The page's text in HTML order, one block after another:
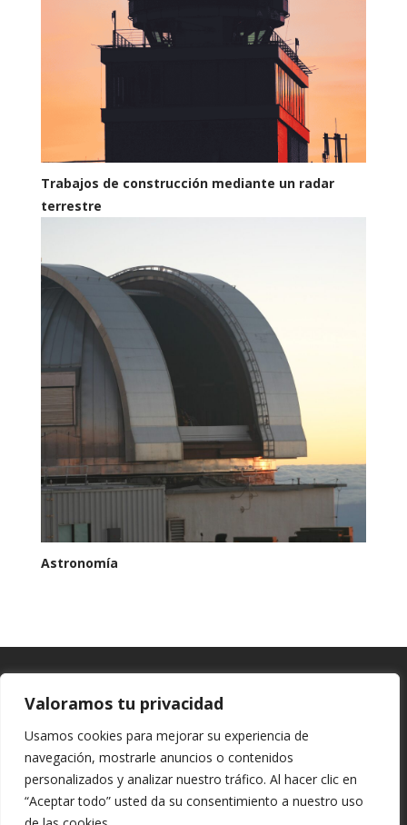
Valoramos tu privacidad
Usamos cookies para mejorar su experiencia de
navegación, mostrarle anuncios o contenidos
personalizados y analizar nuestro tráfico. Al hacer clic en
“Aceptar todo” usted da su consentimiento a nuestro uso
Trabajos de construcción mediante un radar
terrestre
Astronomía
Control de vibraciones
Tienda
Blog
Sobre nosotros